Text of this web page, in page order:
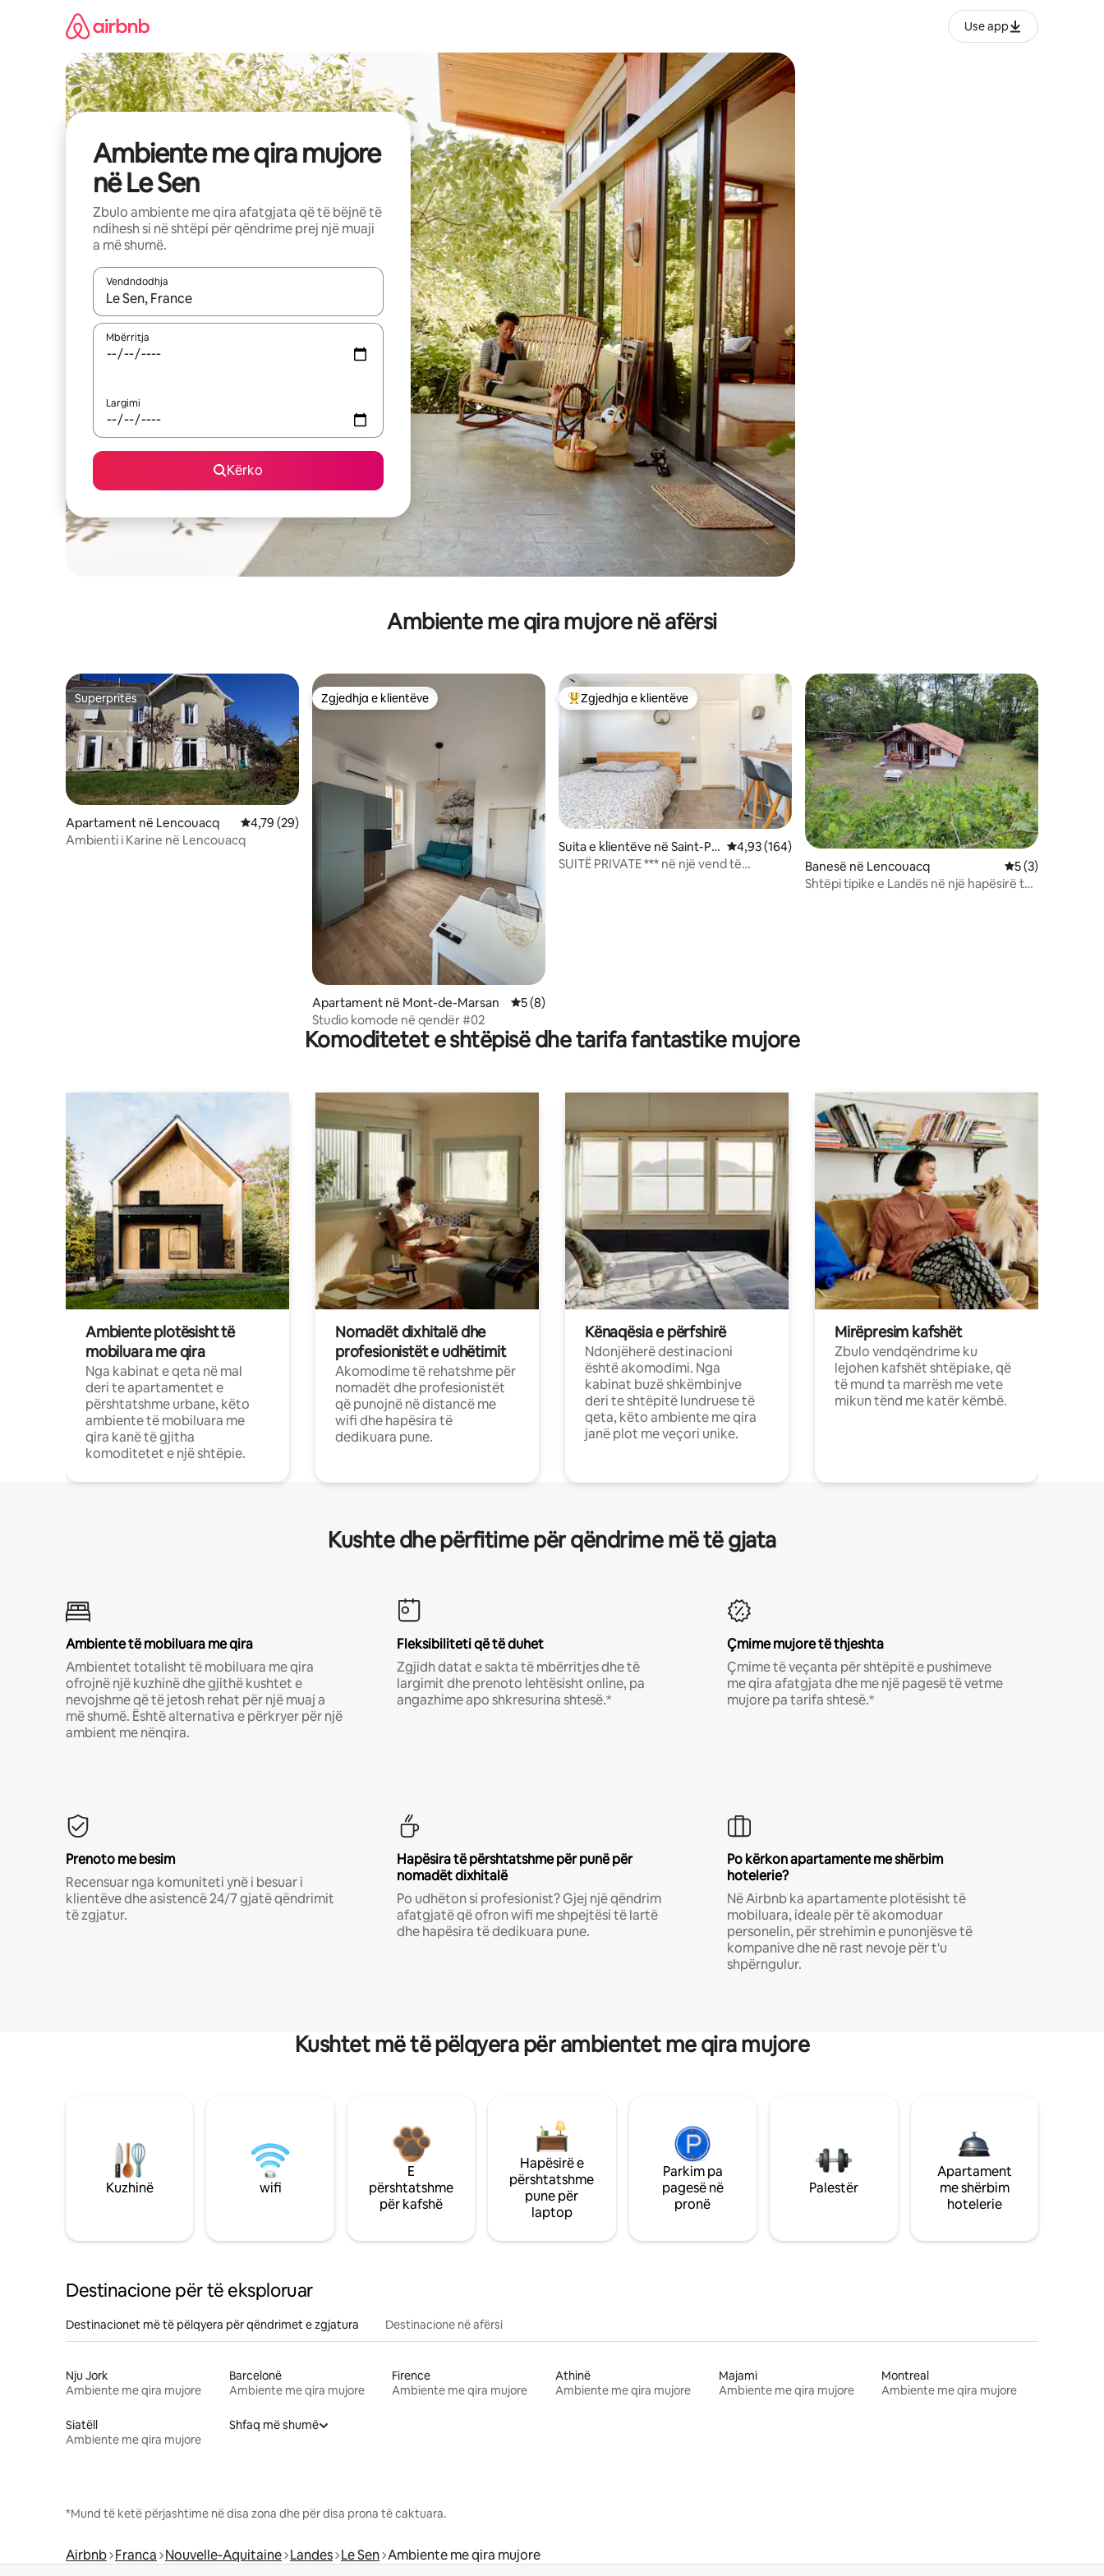
Use app
Ambiente me qira mujore
në Le Sen
Zbulo ambiente me qira afatgjata që të bëjnë të
ndihesh si në shtëpi për qëndrime prej një muaji
a më shumë.
Vendndodhja
Kur rezultatet të jenë të disponueshme, lëviz me butonat e shigjetave lart e poshtë ose eksploro duke prekur ose duke lëvizur ekranin.
Mbërritja
Largimi
Kërko
Ambiente me qira mujore në afërsi
Superpritës
Superpritës
Apartament në Lencouacq Vlerësimi mesatar 4,79 nga 5, 29 vlerësime
4,79 (29)
Ambienti i Karine në Lencouacq
Zgjedhja e klientëve
Zgjedhja e klientëve
Apartament në Mont-de-Marsan Vlerësimi mesatar 5 nga 5, 8 vlerësime
5 (8)
Studio komode në qendër #02
Më të mirat e zgjedhjeve të klientëve
Zgjedhja e klientëve
Suita e klientëve në Saint-Pi
erre-du-Mont
Vlerësimi mesatar 4,93 nga 5, 164 vlerësime
4,93 (164)
SUITË PRIVATE *** në një vend të
Banesë në Lencouacq Vlerësimi
5 (3)
Shtëpi tipike e Landës në një hapësirë të
Komoditetet e shtëpisë dhe tarifa fantastike mujore
Ambiente plotësisht të
mobiluara me qira
Nga kabinat e qeta në mal
deri te apartamentet e
përshtatshme urbane, këto
ambiente të mobiluara me
qira kanë të gjitha
komoditetet e një shtëpie.
Nomadët dixhitalë dhe
profesionistët e udhëtimit
Akomodime të rehatshme për
nomadët dhe profesionistët
që punojnë në distancë me
wifi dhe hapësira të
dedikuara pune.
Kënaqësia e përfshirë
Ndonjëherë destinacioni
është akomodimi. Nga
kabinat buzë shkëmbinjve
deri te shtëpitë lundruese të
qeta, këto ambiente me qira
janë plot me veçori unike.
Mirëpresim kafshët
Zbulo vendqëndrime ku
lejohen kafshët shtëpiake, që
të mund ta marrësh me vete
mikun tënd me katër këmbë.
Kushte dhe përfitime për qëndrime më të gjata
Ambiente të mobiluara me qira
Ambientet totalisht të mobiluara me qira
ofrojnë një kuzhinë dhe gjithë kushtet e
nevojshme që të jetosh rehat për një muaj a
më shumë. Është alternativa e përkryer për një
ambient me nënqira.
Fleksibiliteti që të duhet
Zgjidh datat e sakta të mbërritjes dhe të
largimit dhe prenoto lehtësisht online, pa
angazhime apo shkresurina shtesë.*
Çmime mujore të thjeshta
Çmime të veçanta për shtëpitë e pushimeve
me qira afatgjata dhe me një pagesë të vetme
mujore pa tarifa shtesë.*
Prenoto me besim
Recensuar nga komuniteti ynë i besuar i
klientëve dhe asistencë 24/7 gjatë qëndrimit
të zgjatur.
Hapësira të përshtatshme për punë për
nomadët dixhitalë
Po udhëton si profesionist? Gjej një qëndrim
afatgjatë që ofron wifi me shpejtësi të lartë
dhe hapësira të dedikuara pune.
Po kërkon apartamente me shërbim
hotelerie?
Në Airbnb ka apartamente plotësisht të
mobiluara, ideale për të akomoduar
personelin, për strehimin e punonjësve të
kompanive dhe në rast nevoje për t'u
shpërngulur.
Kushtet më të pëlqyera për ambientet me qira mujore
Kuzhinë wifi
E
përshtatshme
për kafshë
Hapësirë e
përshtatshme
pune për
laptop
Parkim pa
pagesë në
pronë
Palestër
Apartament
me shërbim
hotelerie
Destinacione për të eksploruar
Destinacionet më të pëlqyera për qëndrimet e zgjatura Destinacione në afërsi
Nju Jork
Ambiente me qira mujore
Barcelonë
Ambiente me qira mujore
Firence
Ambiente me qira mujore
Athinë
Ambiente me qira mujore
Majami
Ambiente me qira mujore
Montreal
Ambiente me qira mujore
Siatëll
Ambiente me qira mujore
Shfaq më shumë
*Mund të ketë përjashtime në disa zona dhe për disa prona të caktuara.
Airbnb Franca Nouvelle-Aquitaine Landes Le Sen Ambiente me qira mujore